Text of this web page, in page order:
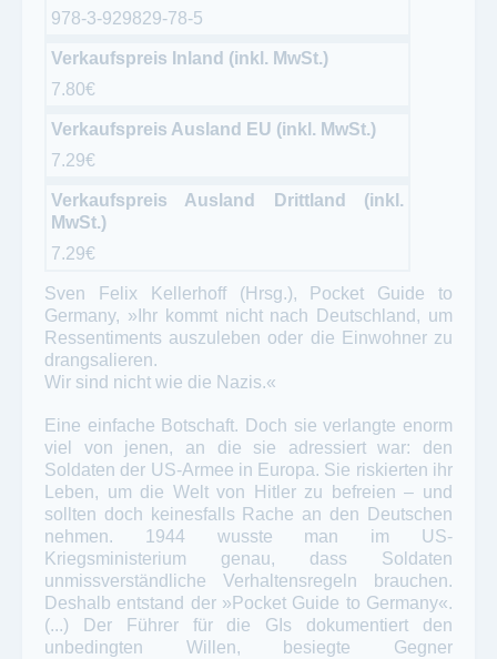
978-3-929829-78-5
Verkaufspreis Inland (inkl. MwSt.)
7.80€
Verkaufspreis Ausland EU (inkl. MwSt.)
7.29€
Verkaufspreis Ausland Drittland (inkl.
MwSt.)
7.29€
Sven Felix Kellerhoff (Hrsg.), Pocket Guide to
Germany, »Ihr kommt nicht nach Deutschland, um
Ressentiments auszuleben oder die Einwohner zu
drangsalieren.
Wir sind nicht wie die Nazis.«
Eine einfache Botschaft. Doch sie verlangte enorm
viel von jenen, an die sie adressiert war: den
Soldaten der US-Armee in Europa. Sie riskierten ihr
Leben, um die Welt von Hitler zu befreien – und
sollten doch keinesfalls Rache an den Deutschen
nehmen. 1944 wusste man im US-
Kriegsministerium genau, dass Soldaten
unmissverständliche Verhaltensregeln brauchen.
Deshalb entstand der »Pocket Guide to Germany«.
(...) Der Führer für die GIs dokumentiert den
unbedingten Willen, besiegte Gegner